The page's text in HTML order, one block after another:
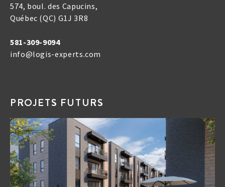
574, boul. des Capucins,
Québec (QC) G1J 3R8
581-309-9094
info@logis-experts.com
PROJETS FUTURS